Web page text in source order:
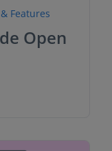
Features
Open